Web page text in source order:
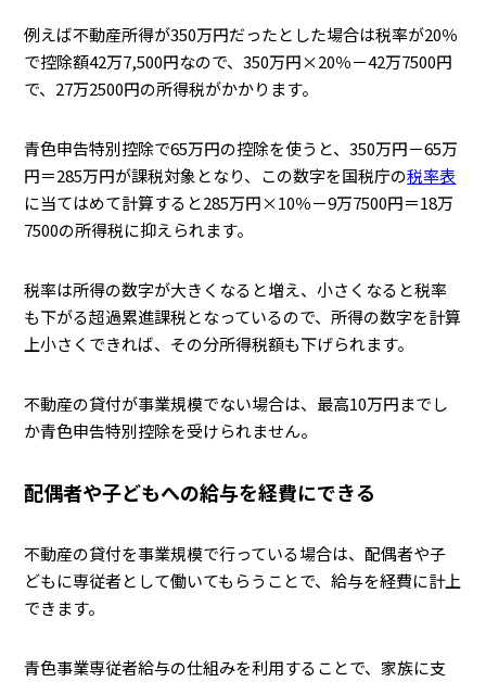
例えば不動産所得が350万円だったとした場合は税率が20％
で控除額42万7,500円なので、350万円×20％－42万7500円
で、27万2500円の所得税がかかります。
青色申告特別控除で65万円の控除を使うと、350万円－65万
円＝285万円が課税対象となり、この数字を国税庁の税率表
に当てはめて計算すると285万円×10％－9万7500円＝18万
7500の所得税に抑えられます。
税率は所得の数字が大きくなると増え、小さくなると税率
も下がる超過累進課税となっているので、所得の数字を計算
上小さくできれば、その分所得税額も下げられます。
不動産の貸付が事業規模でない場合は、最高10万円までし
か青色申告特別控除を受けられません。
配偶者や子どもへの給与を経費にできる
不動産の貸付を事業規模で行っている場合は、配偶者や子
どもに専従者として働いてもらうことで、給与を経費に計上
できます。
青色事業専従者給与の仕組みを利用することで、家族に支